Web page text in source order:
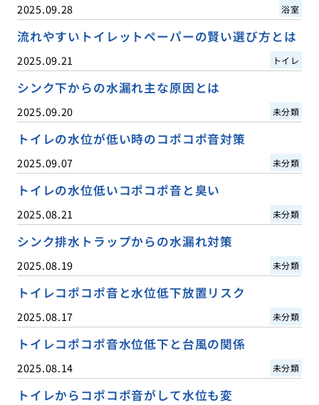
2025.09.28 浴室
流れやすいトイレットペーパーの賢い選び方とは
2025.09.21 トイレ
シンク下からの水漏れ主な原因とは
2025.09.20 未分類
トイレの水位が低い時のコポコポ音対策
2025.09.07 未分類
トイレの水位低いコポコポ音と臭い
2025.08.21 未分類
シンク排水トラップからの水漏れ対策
2025.08.19 未分類
トイレコポコポ音と水位低下放置リスク
2025.08.17 未分類
トイレコポコポ音水位低下と台風の関係
2025.08.14 未分類
トイレからコポコポ音がして水位も変